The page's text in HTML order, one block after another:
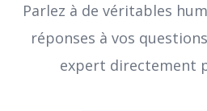
Parlez à de véritables
réponses à vos
expert directement